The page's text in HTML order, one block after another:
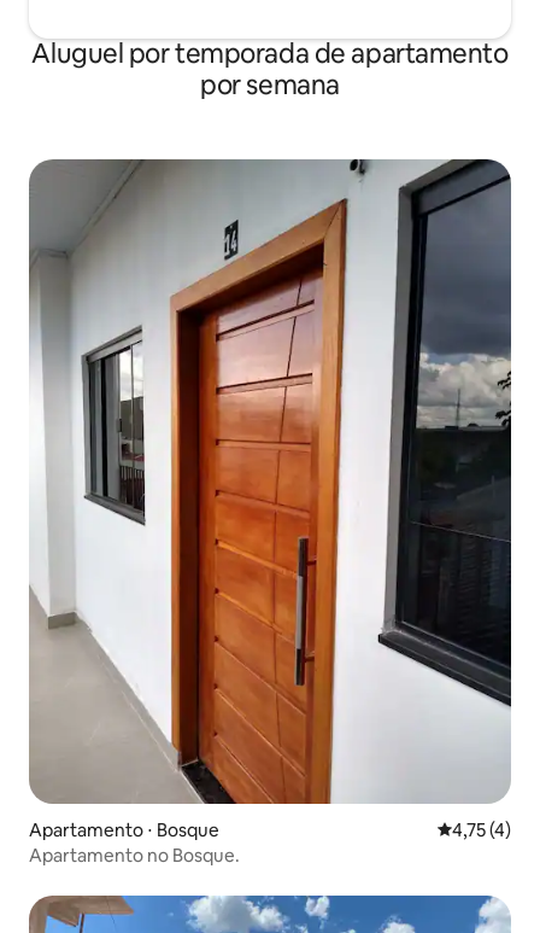
Aluguel por temporada de apartamento
por semana
Apartamento ⋅ Bosque 4,75 de
4,75 (4)
Apartamento no Bosque.